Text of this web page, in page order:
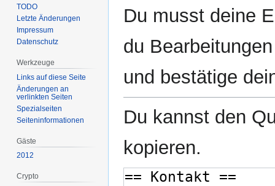
Du musst deine
du
und bestätige
Du kannst den
kopieren.
TODO
Letzte Änderungen
Impressum
Datenschutz
Werkzeuge
Links auf diese Seite
Änderungen an
verlinkten Seiten
Spezialseiten
Seiten­­informationen
Gäste
2012
Crypto